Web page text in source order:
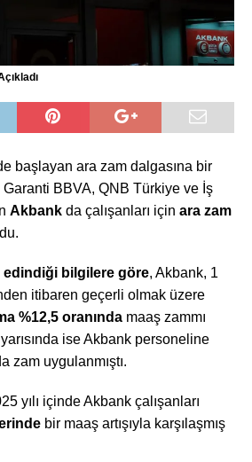
başlayan ara zam dalgasına bir
BBVA, QNB Türkiye ve İş
Akbank da çalışanları için ara zam
edindiği bilgilere göre, Akbank, 1
itibaren geçerli olmak üzere
%12,5 oranında maaş zammı
ise Akbank personeline
zam uygulanmıştı.
yılı içinde Akbank çalışanları
bir maaş artışıyla karşılaşmış